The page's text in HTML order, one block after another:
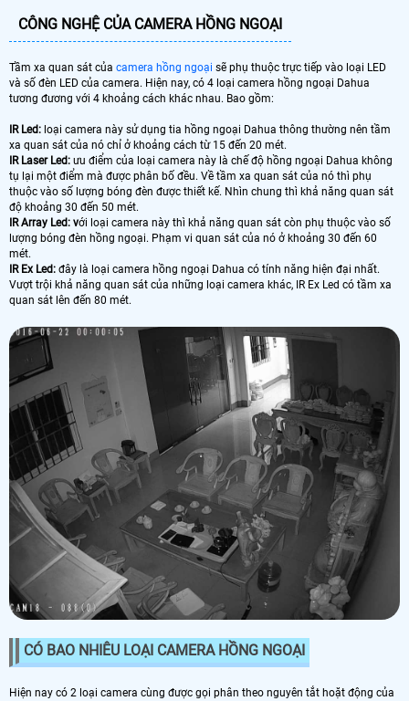
CÔNG NGHỆ CỦA CAMERA HỒNG NGOẠI
Tầm xa quan sát của camera hồng ngoại sẽ phụ thuộc trực tiếp vào loại LED
và số đèn LED của camera. Hiện nay, có 4 loại camera hồng ngoại Dahua
tương đương với 4 khoảng cách khác nhau. Bao gồm:
IR Led: loại camera này sử dụng tia hồng ngoại Dahua thông thường nên tầm
xa quan sát của nó chỉ ở khoảng cách từ 15 đến 20 mét.
IR Laser Led: ưu điểm của loại camera này là chế độ hồng ngoại Dahua không
tụ lại một điểm mà được phân bố đều. Về tầm xa quan sát của nó thì phụ
thuộc vào số lượng bóng đèn được thiết kế. Nhìn chung thì khả năng quan sát
độ khoảng 30 đến 50 mét.
IR Array Led: với loại camera này thì khả năng quan sát còn phụ thuộc vào số
lượng bóng đèn hồng ngoại. Phạm vi quan sát của nó ở khoảng 30 đến 60
mét.
IR Ex Led: đây là loại camera hồng ngoại Dahua có tính năng hiện đại nhất.
Vượt trội khả năng quan sát của những loại camera khác, IR Ex Led có tầm xa
quan sát lên đến 80 mét.
CÓ BAO NHIÊU LOẠI CAMERA HỒNG NGOẠI
Hiện nay có 2 loại camera cùng được gọi phân theo nguyên tắt hoặt động của